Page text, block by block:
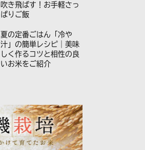
吹き飛ばす！お手軽さっ
ぱりご飯
夏の定番ごはん「冷や
汁」の簡単レシピ｜美味
しく作るコツと相性の良
いお米をご紹介